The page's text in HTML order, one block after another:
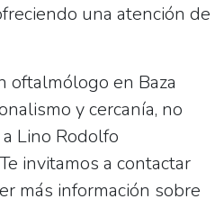
una atención de
oftalmólogo en Baza
y cercanía, no
Lino Rodolfo
invitamos a contactar
más información sobre